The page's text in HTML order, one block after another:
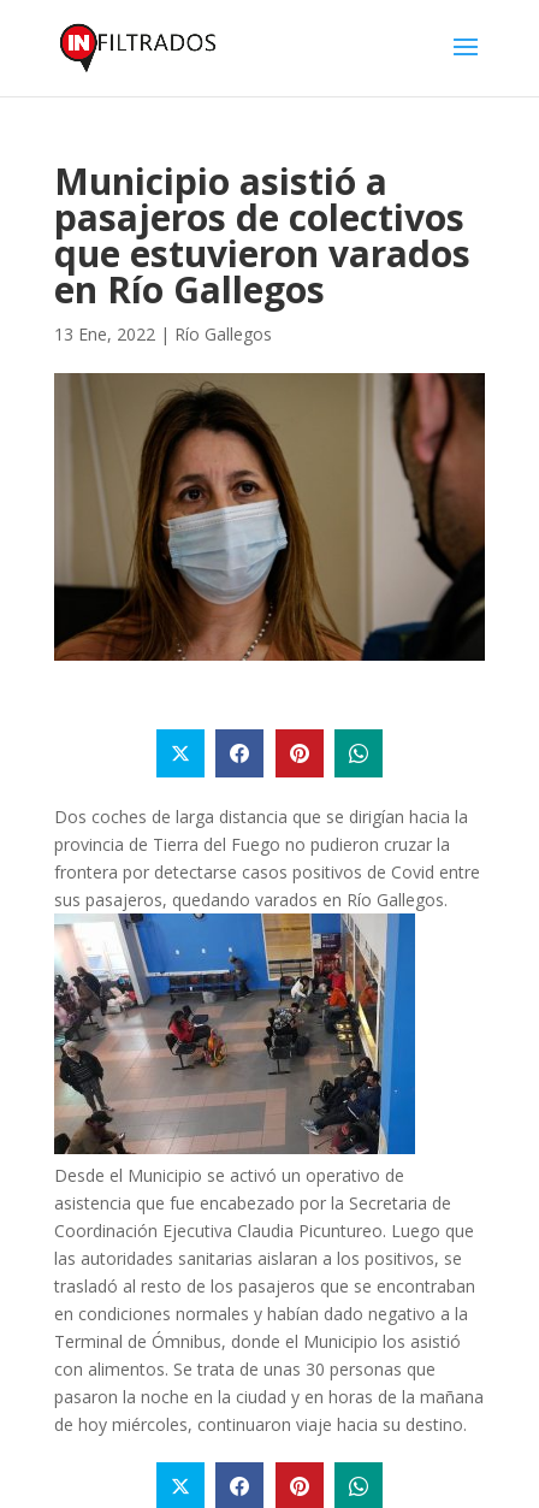
Municipio asistió a
pasajeros de colectivos
que estuvieron varados
en Río Gallegos
13 Ene, 2022| Río Gallegos
Dos coches de larga distancia que se dirigían hacia la
provincia de Tierra del Fuego no pudieron cruzar la
frontera por detectarse casos positivos de Covid entre
sus pasajeros, quedando varados en Río Gallegos.
Desde el Municipio se activó un operativo de
asistencia que fue encabezado por la Secretaria de
Coordinación Ejecutiva Claudia Picuntureo. Luego que
las autoridades sanitarias aislaran a los positivos, se
trasladó al resto de los pasajeros que se encontraban
en condiciones normales y habían dado negativo a la
Terminal de Ómnibus, donde el Municipio los asistió
con alimentos. Se trata de unas 30 personas que
pasaron la noche en la ciudad y en horas de la mañana
de hoy miércoles, continuaron viaje hacia su destino.